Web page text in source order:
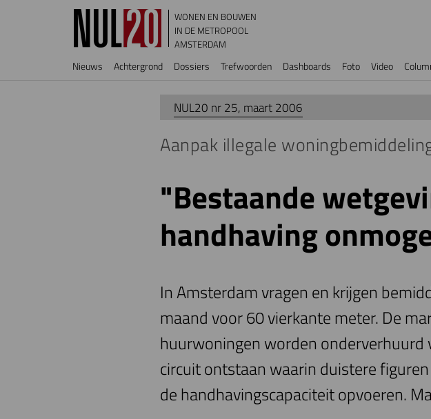
Overslaan en naar de inhoud gaan
WONEN EN BOUWEN
IN DE METROPOOL
AMSTERDAM
Hoofdnavigatie
Nieuws Achtergrond Dossiers Trefwoorden Dashboards Foto Video
NUL20 nr 25, maart 2006
Aanpak illegale
"Bestaande
handhaving
In Amsterdam vragen en krijgen
maand voor 60 vierkante meter. De
huurwoningen worden onderverhuurd
circuit ontstaan waarin duistere
de handhavingscapaciteit opvoeren.